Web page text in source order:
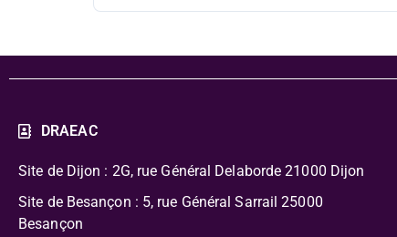
DRAEAC
Site de Dijon : 2G, rue Général Delaborde 21000 Dijon
Site de Besançon : 5, rue Général Sarrail 25000
Besançon